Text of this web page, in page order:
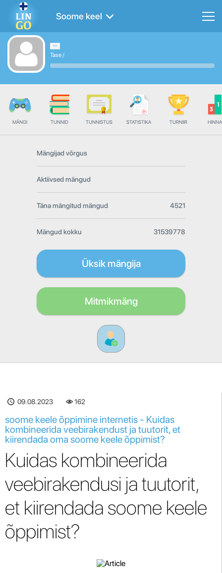
Soome keel
Tase/
MÄNGI TUNNID TUNNISTUS STATISTIKA TURNIIR
Mängijad võrgus
Aktiivsed mängud
Täna mängitud mängud 4521
Mängud kokku 31539778
Üksik mängija
Mitmikmäng
09.08.2023 162
soome keele õppimine internetis - Kuidas
kombineerida veebirakendust ja tuutorit, et
kiirendada oma soome keele õppimist?
Kuidas kombineerida
veebirakendusi ja tuutorit,
et kiirendada soome keele
õppimist?